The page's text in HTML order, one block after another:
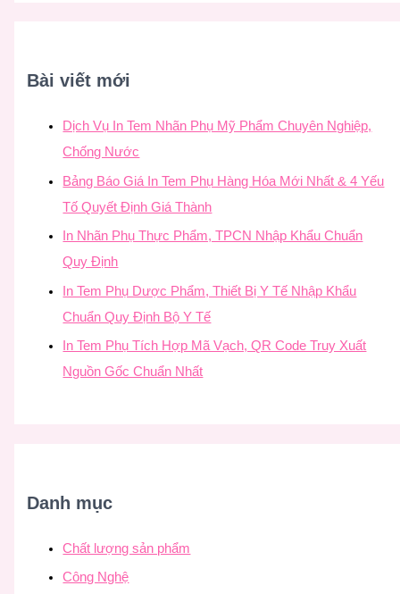
Bài viết mới
Dịch Vụ In Tem Nhãn Phụ Mỹ Phẩm Chuyên Nghiệp,
Chống Nước
Bảng Báo Giá In Tem Phụ Hàng Hóa Mới Nhất & 4 Yếu
Tố Quyết Định Giá Thành
In Nhãn Phụ Thực Phẩm, TPCN Nhập Khẩu Chuẩn
Quy Định
In Tem Phụ Dược Phẩm, Thiết Bị Y Tế Nhập Khẩu
Chuẩn Quy Định Bộ Y Tế
In Tem Phụ Tích Hợp Mã Vạch, QR Code Truy Xuất
Nguồn Gốc Chuẩn Nhất
Danh mục
Chất lượng sản phẩm
Công Nghệ